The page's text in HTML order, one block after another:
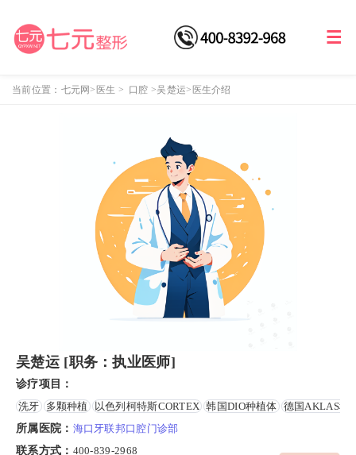
当前位置： 七元网>医生 > 口腔 >吴楚运>医生介绍
吴楚运 [职务：执业医师]
诊疗项目：
洗牙 多颗种植 以色列柯特斯CORTEX 韩国DIO种植体 德国AKLAS种
所属医院： 海口牙联邦口腔门诊部
联系方式： 400-839-2968